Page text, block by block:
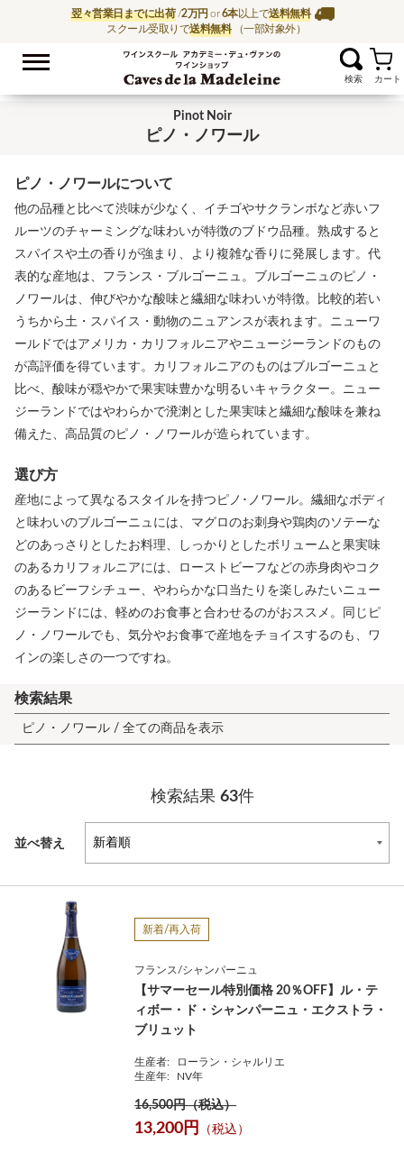
翌々営業日までに出荷/2万円 or6本以上で送料無料
スクール受取りで送料無料 （一部対象外）
ワイン通販ならワイ
お気に入
Pinot Noir
ピノ・ノワール
ピノ・ノワールについて
他の品種と比べて渋味が少なく、イチゴやサクランボなど赤いフ
ルーツのチャーミングな味わいが特徴のブドウ品種。熟成すると
スパイスや土の香りが強まり、より複雑な香りに発展します。代
表的な産地は、フランス・ブルゴーニュ。ブルゴーニュのピノ・
ノワールは、伸びやかな酸味と繊細な味わいが特徴。比較的若い
うちから土・スパイス・動物のニュアンスが表れます。ニューワ
ールドではアメリカ・カリフォルニアやニュージーランドのもの
が高評価を得ています。カリフォルニアのものはブルゴーニュと
比べ、酸味が穏やかで果実味豊かな明るいキャラクター。ニュー
ジーランドではやわらかで溌溂とした果実味と繊細な酸味を兼ね
備えた、高品質のピノ・ノワールが造られています。
選び方
産地によって異なるスタイルを持つピノ･ノワール。繊細なボディ
と味わいのブルゴーニュには、マグロのお刺身や鶏肉のソテーな
どのあっさりとしたお料理、しっかりとしたボリュームと果実味
のあるカリフォルニアには、ローストビーフなどの赤身肉やコク
のあるビーフシチュー、やわらかな口当たりを楽しみたいニュー
ジーランドには、軽めのお食事と合わせるのがおススメ。同じピ
ノ・ノワールでも、気分やお食事で産地をチョイスするのも、ワ
インの楽しさの一つですね。
検索結果
ピノ・ノワール / 全ての商品を表示
検索結果 63件
並べ替え
新着/再入荷
フランス/シャンパーニュ
【サマーセール特別価格 20％OFF】ル・テ
ィボー・ド・シャンパーニュ・エクストラ・
ブリュット
生産者:
ローラン・シャルリエ
生産年:
NV年
16,500円（税込）
13,200円 （税込）